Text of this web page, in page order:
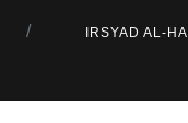
IRSYAD AL-